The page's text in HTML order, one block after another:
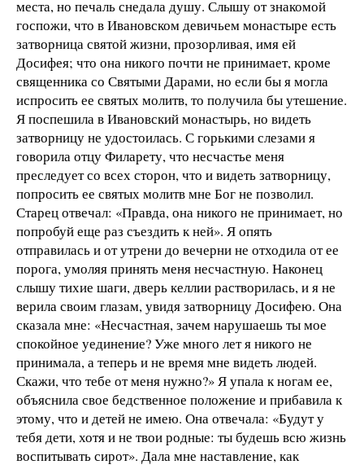
места, но печаль снедала душу. Слышу от знакомой
госпожи, что в Ивановском девичьем монастыре есть
затворница святой жизни, прозорливая, имя ей
Досифея; что она никого почти не принимает, кроме
священника со Святыми Дарами, но если бы я могла
испросить ее святых молитв, то получила бы утешение.
Я поспешила в Ивановский монастырь, но видеть
затворницу не удостоилась. С горькими слезами я
говорила отцу Филарету, что несчастье меня
преследует со всех сторон, что и видеть затворницу,
попросить ее святых молитв мне Бог не позволил.
Старец отвечал: «Правда, она никого не принимает, но
попробуй еще раз съездить к ней». Я опять
отправилась и от утрени до вечерни не отходила от ее
порога, умоляя принять меня несчастную. Наконец
слышу тихие шаги, дверь келлии растворилась, и я не
верила своим глазам, увидя затворницу Досифею. Она
сказала мне: «Несчастная, зачем нарушаешь ты мое
спокойное уединение? Уже много лет я никого не
принимала, а теперь и не время мне видеть людей.
Скажи, что тебе от меня нужно?» Я упала к ногам ее,
объяснила свое бедственное положение и прибавила к
этому, что и детей не имею. Она отвечала: «Будут у
тебя дети, хотя и не твои родные: ты будешь всю жизнь
воспитывать сирот». Дала мне наставление, как